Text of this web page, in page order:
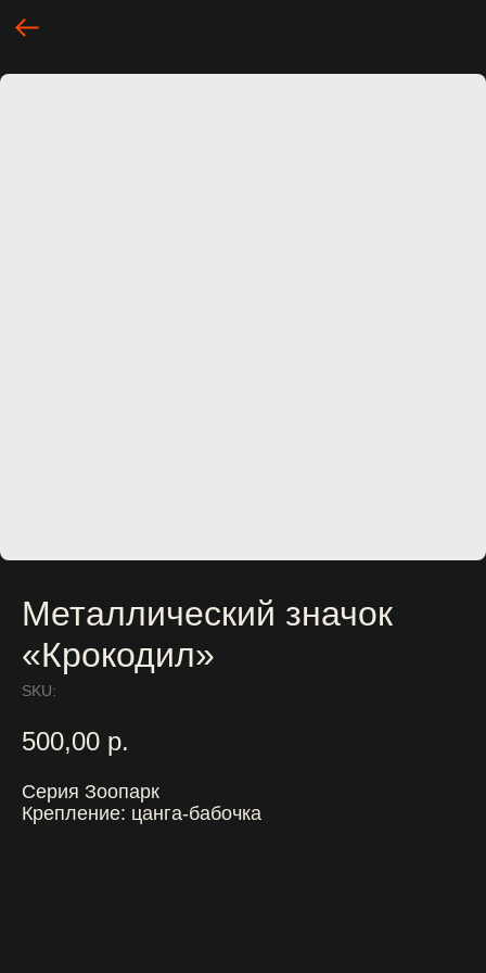
Металлический значок
«Крокодил»
SKU:
500,00 р.
Серия Зоопарк
Крепление: цанга-бабочка